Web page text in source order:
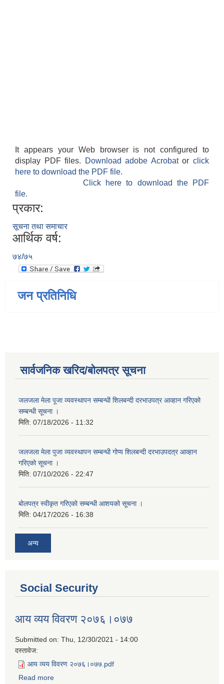
It appears your Web browser is not configured to
display PDF files.
Download adobe Acrobatorclick
here to download the PDF file.
Click here to download the PDF
file.
प्रकार:
सूचना तथा समाचार
आर्थिक वर्ष:
७४/७५
जन प्रतिनिधि
सार्वजनिक खरिद/बोलपत्र सूचना
जलजला मेला पूजा व्यवस्थापन सम्बन्धी शिलबन्दी दरभाउपत्र आव्हान गरिएको
सम्बन्धी सूचना ।
मिति: 07/18/2026 - 11:32
जलजला मेला पुजा व्यवस्थापन सम्बन्धी गोप्य शिलबन्दी दरभाउपदत्र आव्हान
गरिएको सूचना ।
मिति: 07/10/2026 - 22:47
बोलपत्र स्वीकृत गरिएको सम्बन्धी आशयको सूचना ।
मिति: 04/17/2026 - 16:38
अन्य
Social Security
आय व्यय विवरण २०७६।०७७
Submitted on: Thu, 12/30/2021 - 14:00
दस्तावेज:
आय व्यय विवरण २०७६।०७७.pdf
Read more